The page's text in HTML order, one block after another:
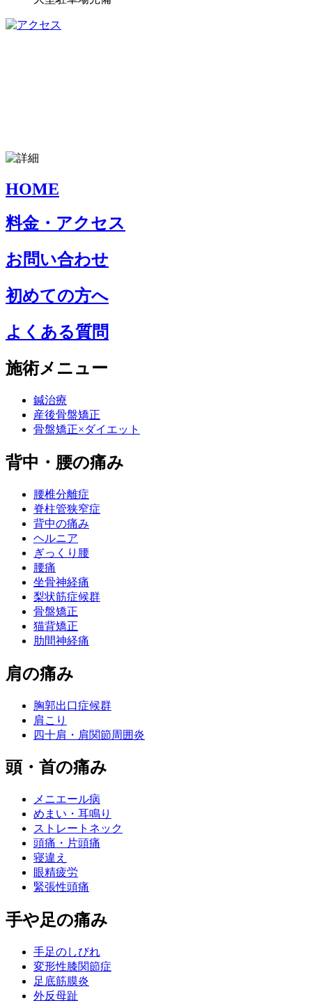
HOME
料金・アクセス
お問い合わせ
初めての方へ
よくある質問
施術メニュー
鍼治療
産後骨盤矯正
骨盤矯正×ダイエット
背中・腰の痛み
腰椎分離症
脊柱管狭窄症
背中の痛み
ヘルニア
ぎっくり腰
腰痛
坐骨神経痛
梨状筋症候群
骨盤矯正
猫背矯正
肋間神経痛
肩の痛み
胸郭出口症候群
肩こり
四十肩・肩関節周囲炎
頭・首の痛み
メニエール病
めまい・耳鳴り
ストレートネック
頭痛・片頭痛
寝違え
眼精疲労
緊張性頭痛
手や足の痛み
手足のしびれ
変形性膝関節症
足底筋膜炎
外反母趾